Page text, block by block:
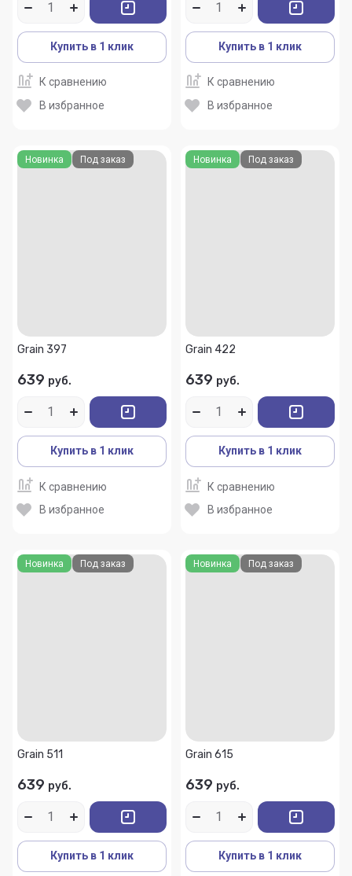
Купить в 1 клик
К сравнению
В избранное
Купить в 1 клик
К сравнению
В избранное
Новинка Под заказ
Grain 397
639 руб.
Купить в 1 клик
К сравнению
В избранное
Новинка Под заказ
Grain 422
639 руб.
Купить в 1 клик
К сравнению
В избранное
Новинка Под заказ
Grain 511
639 руб.
Купить в 1 клик
Новинка Под заказ
Grain 615
639 руб.
Купить в 1 клик